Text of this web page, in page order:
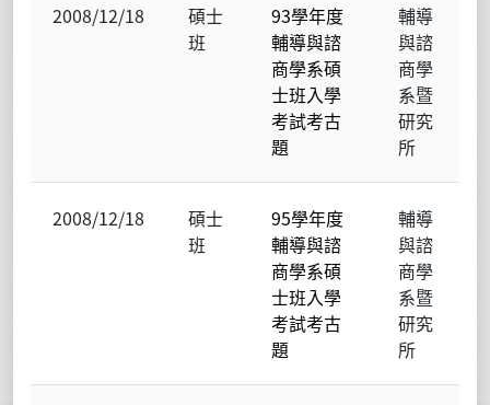
2008/12/18
碩士
班
93學年度
輔導與諮
商學系碩
士班入學
考試考古
題
輔導
與諮
商學
系暨
研究
所
2008/12/18
碩士
班
95學年度
輔導與諮
商學系碩
士班入學
考試考古
題
輔導
與諮
商學
系暨
研究
所